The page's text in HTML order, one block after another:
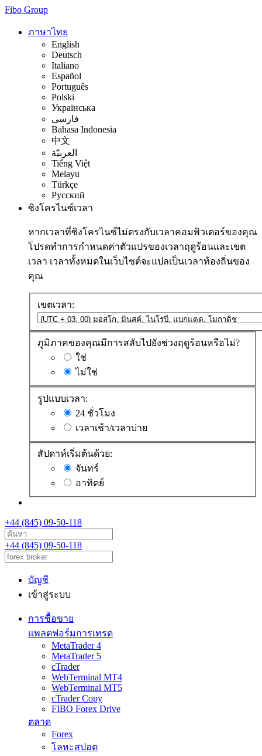
Fibo Group
ภาษาไทย
English
Deutsch
Italiano
Español
Português
Polski
Українська
فارسی
Bahasa Indonesia
中文
العربيّة
Tiếng Việt
Melayu
Türkçe
Русский
ซิงโครไนซ์เวลา
หากเวลาที่ซิงโครไนซ์ไม่ตรงกับเวลาคอมพิวเตอร์ของคุณ
โปรดทำการกำหนดค่าตัวแปรของเวลาฤดูร้อนและเขต
เวลา เวลาทั้งหมดในเว็บไซต์จะแปลเป็นเวลาท้องถิ่นของ
คุณ
เขตเวลา:
ภูมิภาคของคุณมีการสลับไปยังช่วงฤดูร้อนหรือไม่?
ใช่
ไม่ใช่
รูปแบบเวลา:
24 ชั่วโมง
เวลาเช้า/เวลาบ่าย
สัปดาห์เริ่มต้นด้วย:
จันทร์
อาทิตย์
+44 (845) 09-50-118
+44 (845) 09-50-118
บัญชี
เข้าสู่ระบบ
การซื้อขาย
แพลตฟอร์มการเทรด
MetaTrader 4
MetaTrader 5
cTrader
WebTerminal MT4
WebTerminal MT5
cTrader Copy
FIBO Forex Drive
ตลาด
Forex
โลหะสปอต